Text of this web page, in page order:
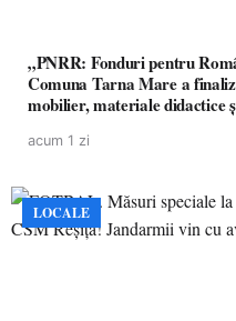
„PNRR: Fonduri pentru
Comuna Tarna Mare a
mobilier, materiale didactice
acum 1 zi
LOCALE